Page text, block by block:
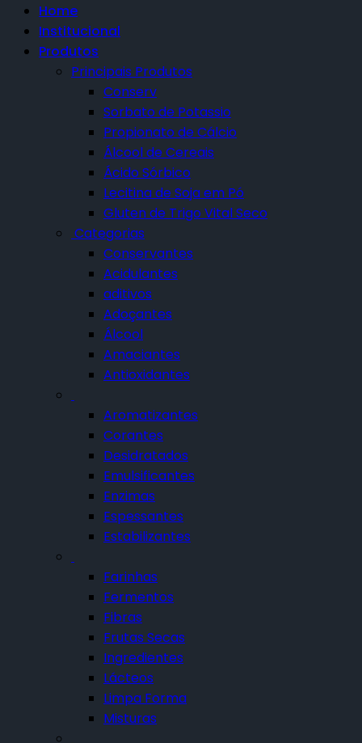
Home
Institucional
Produtos
Principais Produtos
Conserv
Sorbato de Potassio
Propionato de Cálcio
Álcool de Cereais
Ácido Sórbico
Lecitina de Soja em Pó
Gluten de Trigo Vital Seco
Categorias
Conservantes
Acidulantes
aditivos
Adoçantes
Álcool
Amaciantes
Antioxidantes
Aromatizantes
Corantes
Desidratados
Emulsificantes
Enzimas
Espessantes
Estabilizantes
Farinhas
Fermentos
Fibras
Frutas Secas
Ingredientes
Lácteos
Limpa Forma
Misturas